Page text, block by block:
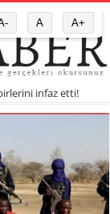
infaz etti!
A A+